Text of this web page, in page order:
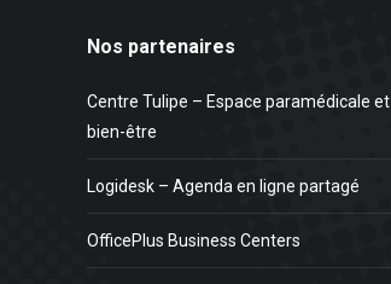
Nos partenaires
Centre Tulipe – Espace paramédicale et
bien-être
Logidesk – Agenda en ligne partagé
OfficePlus Business Centers